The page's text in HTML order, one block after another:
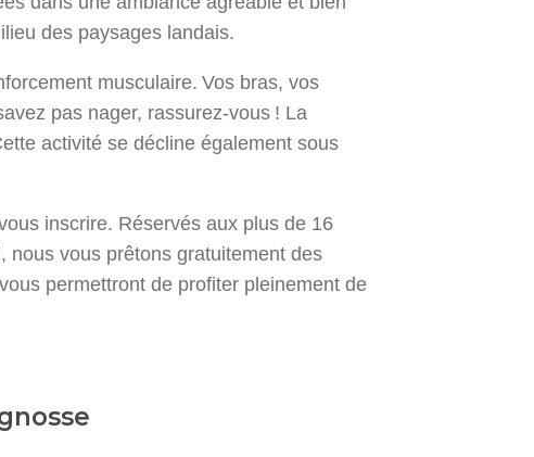
des paysages landais.
musculaire. Vos bras, vos
pas nager, rassurez-vous ! La
activité se décline également sous
inscrire. Réservés aux plus de 16
nous vous prêtons gratuitement des
permettront de profiter pleinement de